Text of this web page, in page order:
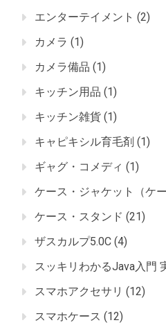
エンターテイメント (2)
カメラ (1)
カメラ備品 (1)
キッチン用品 (1)
キッチン雑貨 (1)
キャピキシル育毛剤 (1)
ギャグ・コメディ (1)
ケース・ジャケット（ケ
ケース・スタンド (21)
ザスカルプ5.0C (4)
スッキリわかるJava入門
スマホアクセサリ (12)
スマホケース (12)